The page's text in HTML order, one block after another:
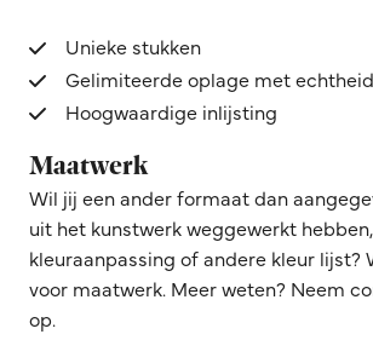
Unieke stukken
Gelimiteerde oplage met
Hoogwaardige inlijsting
Maatwerk
Wil jij een ander formaat dan
uit het kunstwerk weggewerkt
kleuraanpassing of andere kleur lijst?
voor maatwerk. Meer weten? Neem
op.